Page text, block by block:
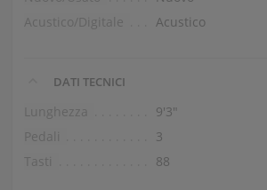
Acustico/Digitale
Acustico
DATI TECNICI
Lunghezza
9′3″
Pedali
3
Tasti
88